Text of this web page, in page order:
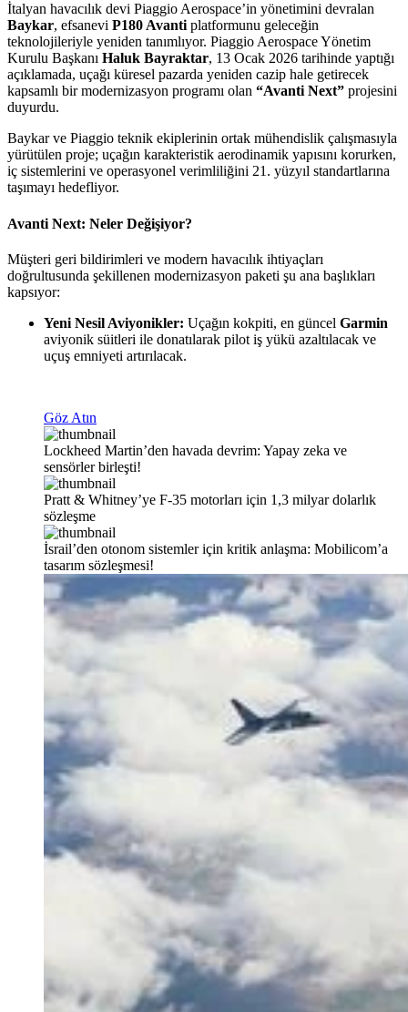
İtalyan havacılık devi Piaggio Aerospace’in yönetimini devralan
Baykar, efsanevi P180 Avanti platformunu geleceğin
teknolojileriyle yeniden tanımlıyor. Piaggio Aerospace Yönetim
Kurulu Başkanı Haluk Bayraktar, 13 Ocak 2026 tarihinde yaptığı
açıklamada, uçağı küresel pazarda yeniden cazip hale getirecek
kapsamlı bir modernizasyon programı olan “Avanti Next” projesini
duyurdu.
Baykar ve Piaggio teknik ekiplerinin ortak mühendislik çalışmasıyla
yürütülen proje; uçağın karakteristik aerodinamik yapısını korurken,
iç sistemlerini ve operasyonel verimliliğini 21. yüzyıl standartlarına
taşımayı hedefliyor.
Avanti Next: Neler Değişiyor?
Müşteri geri bildirimleri ve modern havacılık ihtiyaçları
doğrultusunda şekillenen modernizasyon paketi şu ana başlıkları
kapsıyor:
Yeni Nesil Aviyonikler: Uçağın kokpiti, en güncel Garmin
aviyonik süitleri ile donatılarak pilot iş yükü azaltılacak ve
uçuş emniyeti artırılacak.
Göz Atın
Lockheed Martin’den havada devrim: Yapay zeka ve
sensörler birleşti!
Pratt & Whitney’ye F-35 motorları için 1,3 milyar dolarlık
sözleşme
İsrail’den otonom sistemler için kritik anlaşma: Mobilicom’a
tasarım sözleşmesi!